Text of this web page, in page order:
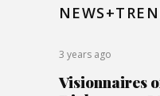
3 years ago
Visionnaires